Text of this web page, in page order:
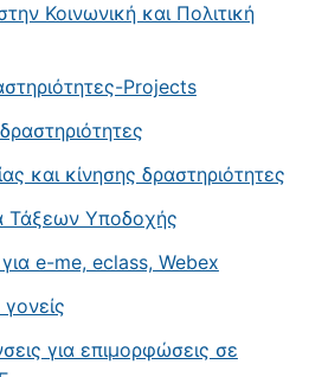
Κοινωνική και Πολιτική
Projects
και κίνησης δραστηριότητες
Τάξεων Υποδοχής
για e-me, eclass, Webex
για επιμορφώσεις σε